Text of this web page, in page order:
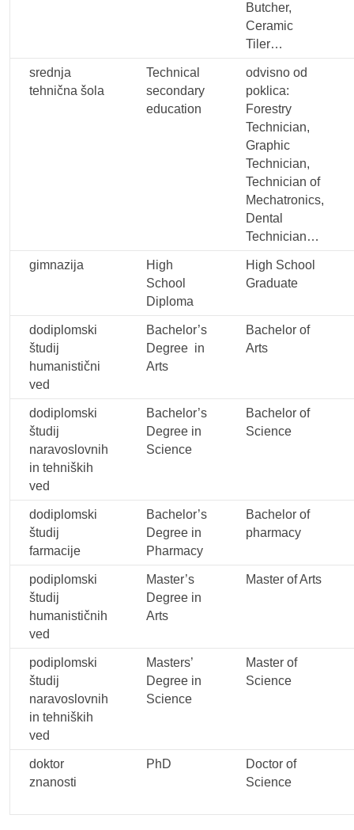
Butcher,
Ceramic
Tiler…
srednja
tehnična šola
Technical
secondary
education
odvisno od
poklica:
Forestry
Technician,
Graphic
Technician,
Technician of
Mechatronics,
Dental
Technician…
gimnazija
High
School
Diploma
High School
Graduate
dodiplomski
študij
humanistični
ved
Bachelor’s
Degree in
Arts
Bachelor of
Arts
dodiplomski
študij
naravoslovnih
in tehniških
ved
Bachelor’s
Degree in
Science
Bachelor of
Science
dodiplomski
študij
farmacije
Bachelor’s
Degree in
Pharmacy
Bachelor of
pharmacy
podiplomski
študij
humanističnih
ved
Master’s
Degree in
Arts
Master of Arts
podiplomski
študij
naravoslovnih
in tehniških
ved
Masters’
Degree in
Science
Master of
Science
doktor
znanosti
PhD
Doctor of
Science